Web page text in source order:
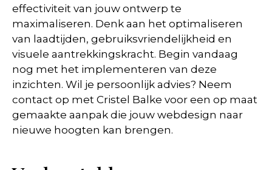
effectiviteit van jouw ontwerp te
maximaliseren. Denk aan het optimaliseren
van laadtijden, gebruiksvriendelijkheid en
visuele aantrekkingskracht. Begin vandaag
nog met het implementeren van deze
inzichten. Wil je persoonlijk advies? Neem
contact op met Cristel Balke voor een op maat
gemaakte aanpak die jouw webdesign naar
nieuwe hoogten kan brengen.